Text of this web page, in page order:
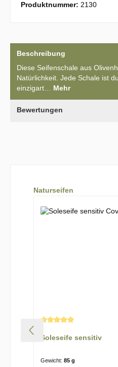
Produktnummer: 2130
Beschreibung
Diese Seifenschale aus
Natürlichkeit. Jede Schale ist
einzigart… Mehr
Bewertungen
Produktgalerie
Naturseifen
Durchschnittliche
Soleseife sensitiv
Gewicht: 85 g